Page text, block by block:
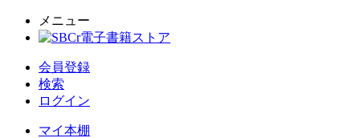
メニュー
会員登録
検索
ログイン
マイ本棚